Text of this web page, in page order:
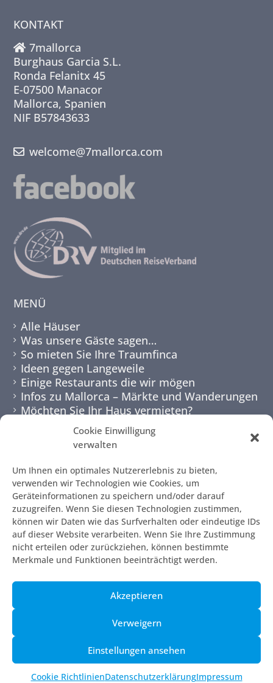
Cookie Einwilligung
verwalten
Um Ihnen ein optimales Nutzererlebnis zu bieten,
verwenden wir Technologien wie Cookies, um
Geräteinformationen zu speichern und/oder darauf
zuzugreifen. Wenn Sie diesen Technologien zustimmen,
können wir Daten wie das Surfverhalten oder eindeutige IDs
auf dieser Website verarbeiten. Wenn Sie Ihre Zustimmung
nicht erteilen oder zurückziehen, können bestimmte
Merkmale und Funktionen beeinträchtigt werden.
Akzeptieren
Verweigern
Einstellungen ansehen
Cookie RichtlinienDatenschutzerklärungImpressum
KONTAKT
7mallorca
Burghaus Garcia S.L.
Ronda Felanitx 45
E-07500 Manacor
Mallorca, Spanien
NIF B57843633
welcome@7mallorca.com
MENÜ
Alle Häuser
Was unsere Gäste sagen…
So mieten Sie Ihre Traumfinca
Ideen gegen Langeweile
Einige Restaurants die wir mögen
Infos zu Mallorca – Märkte und Wanderungen
Möchten Sie Ihr Haus vermieten?
NEWSLETTER
© 2010 - 2026 | 7mallorca
AGB
Die Kontaktseite
Datenschutzerklärung
Cookie Richtlinien (EU)